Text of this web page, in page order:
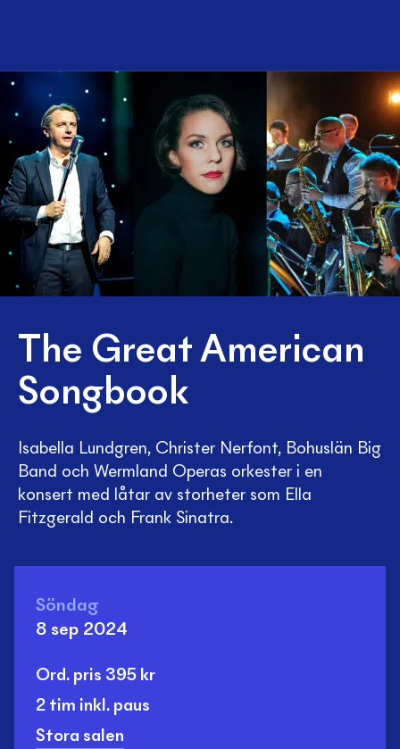
The Great American
Songbook
Isabella Lundgren, Christer Nerfont, Bohuslän Big
Band och Wermland Operas orkester i en
konsert med låtar av storheter som Ella
Fitzgerald och Frank Sinatra.
Söndag
8 sep 2024
Ord. pris 395 kr
2 tim inkl. paus
Stora salen